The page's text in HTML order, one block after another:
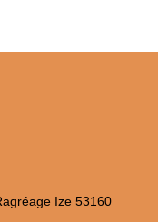
Ize 53160